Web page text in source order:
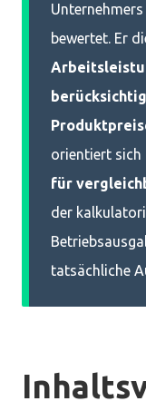
bewertet. Er
orientiert sich
für
der
tatsächliche